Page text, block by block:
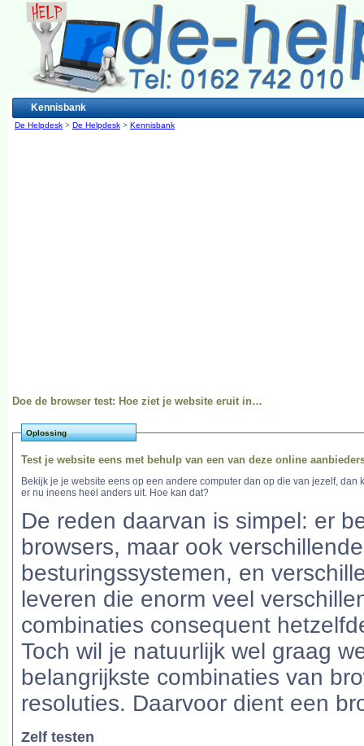
Kennisbank
De Helpdesk > De Helpdesk > Kennisbank
Doe de browser test: Hoe ziet je website eruit in…
Oplossing
Test je website eens met behulp van een van deze online
Bekijk je je website eens op een andere computer dan op die van jezelf,
er nu ineens heel anders uit. Hoe kan dat?
De reden daarvan is simpel: er
browsers, maar ook
besturingssystemen, en
leveren die enorm veel
combinaties consequent
Toch wil je natuurlijk wel graag
belangrijkste combinaties van
resoluties. Daarvoor dient een
Zelf testen